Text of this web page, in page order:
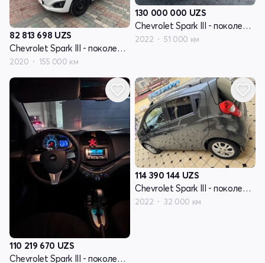
82 813 698 UZS
Chevrolet Spark III - поколение
2020 155 000 км
130 000 000 UZS
Chevrolet Spark III - поколение
2022 51 000 км
110 219 670 UZS
Chevrolet Spark III - поколение
114 390 144 UZS
Chevrolet Spark III - поколение
2022 32 000 км